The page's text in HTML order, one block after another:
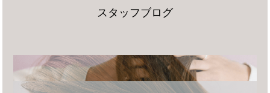
スタッフブログ